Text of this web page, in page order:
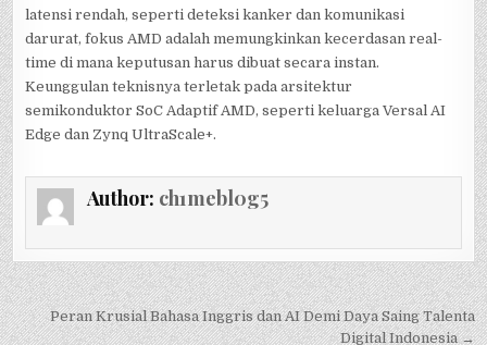
latensi rendah, seperti deteksi kanker dan komunikasi
darurat, fokus AMD adalah memungkinkan kecerdasan real-
time di mana keputusan harus dibuat secara instan.
Keunggulan teknisnya terletak pada arsitektur
semikonduktor SoC Adaptif AMD, seperti keluarga Versal AI
Edge dan Zynq UltraScale+.
Author: ch1mebl0g5
PostPeran Krusial Bahasa Inggris dan AI Demi Daya Saing Talenta
Digital Indonesia →